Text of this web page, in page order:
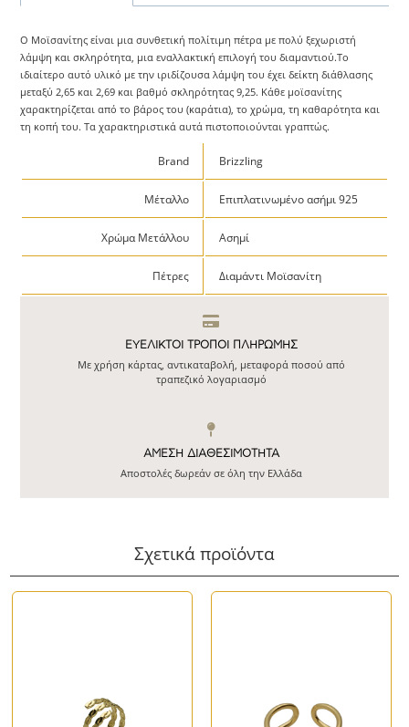
Ο Μοϊσανίτης είναι μια συνθετική πολίτιμη πέτρα με πολύ ξεχωριστή
λάμψη και σκληρότητα, μια εναλλακτική επιλογή του διαμαντιού.Το
ιδιαίτερο αυτό υλικό με την ιριδίζουσα λάμψη του έχει δείκτη διάθλασης
μεταξύ 2,65 και 2,69 και βαθμό σκληρότητας 9,25. Κάθε μοϊσανίτης
χαρακτηρίζεται από το βάρος του (καράτια), το χρώμα, τη καθαρότητα και
τη κοπή του. Τα χαρακτηριστικά αυτά πιστοποιούνται γραπτώς.
Brand Brizzling
Μέταλλο Επιπλατινωμένο ασήμι 925
Χρώμα Μετάλλου Ασημί
Πέτρες Διαμάντι Μοϊσανίτη
ΕΥΕΛΙΚΤΟΙ ΤΡΟΠΟΙ ΠΛΗΡΩΜΗΣ
Με χρήση κάρτας, αντικαταβολή, μεταφορά ποσού από
τραπεζικό λογαριασμό
ΆΜΕΣΗ ΔΙΑΘΕΣΙΜΌΤΗΤΑ
Αποστολές δωρεάν σε όλη την Ελλάδα
Σχετικά προϊόντα